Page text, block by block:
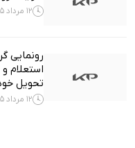
12 مرداد 1405
رونمایی
استعلام
تحویل
12 مرداد 1405